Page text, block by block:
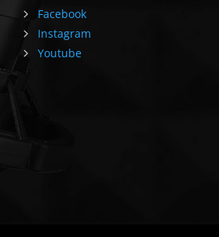
Facebook
Instagram
Youtube